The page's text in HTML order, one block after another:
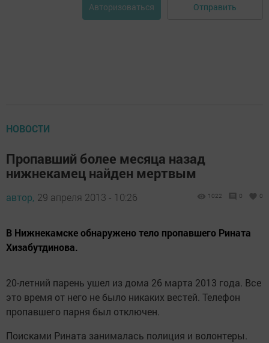
Авторизоваться Отправить
НОВОСТИ
Пропавший более месяца назад
нижнекамец найден мертвым
автор, 29 апреля 2013 - 10:26 1022 0 0
В Нижнекамске обнаружено тело пропавшего Рината
Хизабутдинова.
20-летний парень ушел из дома 26 марта 2013 года. Все
это время от него не было никаких вестей. Телефон
пропавшего парня был отключен.
Поисками Рината занималась полиция и волонтеры.